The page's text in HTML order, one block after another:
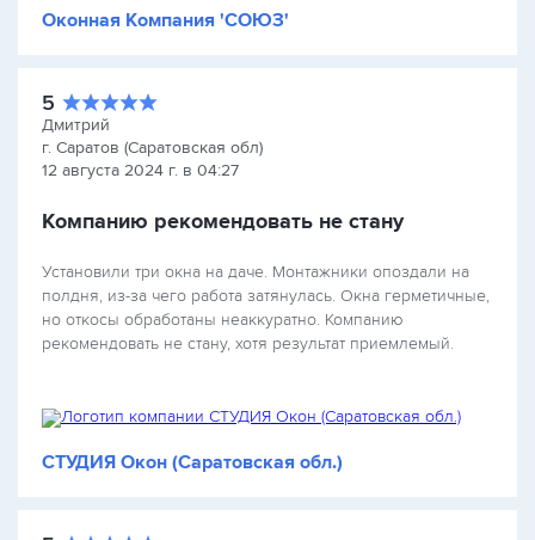
Оконная Компания 'СОЮЗ'
5
Дмитрий
г. Саратов (Саратовская обл)
12 августа 2024 г. в 04:27
Компанию рекомендовать не стану
Установили три окна на даче. Монтажники опоздали на
полдня, из-за чего работа затянулась. Окна герметичные,
но откосы обработаны неаккуратно. Компанию
рекомендовать не стану, хотя результат приемлемый.
СТУДИЯ Окон (Саратовская обл.)